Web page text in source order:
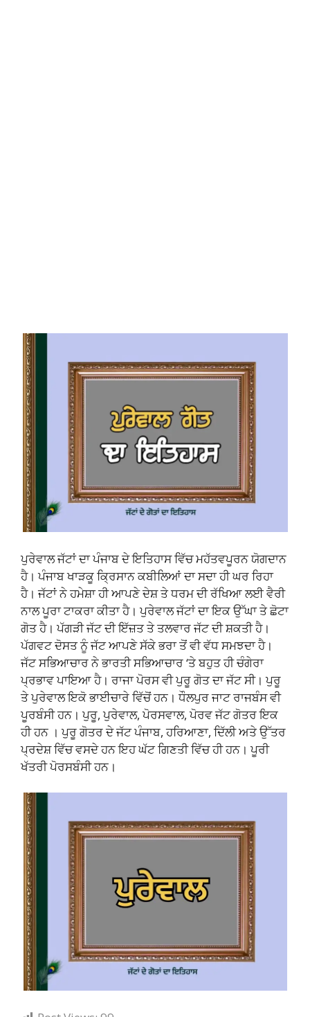
ਪੁਰੇਵਾਲ ਜੱਟਾਂ ਦਾ ਪੰਜਾਬ ਦੇ ਇਤਿਹਾਸ ਵਿੱਚ ਮਹੱਤਵਪੂਰਨ ਯੋਗਦਾਨ
ਹੈ। ਪੰਜਾਬ ਖਾੜਕੂ ਕ੍ਰਿਸਾਨ ਕਬੀਲਿਆਂ ਦਾ ਸਦਾ ਹੀ ਘਰ ਰਿਹਾ
ਹੈ। ਜੱਟਾਂ ਨੇ ਹਮੇਸ਼ਾ ਹੀ ਆਪਣੇ ਦੇਸ਼ ਤੇ ਧਰਮ ਦੀ ਰੱਖਿਆ ਲਈ ਵੈਰੀ
ਨਾਲ ਪੂਰਾ ਟਾਕਰਾ ਕੀਤਾ ਹੈ। ਪੁਰੇਵਾਲ ਜੱਟਾਂ ਦਾ ਇਕ ਉੱਘਾ ਤੇ ਛੋਟਾ
ਗੋਤ ਹੈ। ਪੱਗੜੀ ਜੱਟ ਦੀ ਇੱਜ਼ਤ ਤੇ ਤਲਵਾਰ ਜੱਟ ਦੀ ਸ਼ਕਤੀ ਹੈ।
ਪੱਗਵਟ ਦੋਸਤ ਨੂੰ ਜੱਟ ਆਪਣੇ ਸੱਕੇ ਭਰਾ ਤੋਂ ਵੀ ਵੱਧ ਸਮਝਦਾ ਹੈ।
ਜੱਟ ਸਭਿਆਚਾਰ ਨੇ ਭਾਰਤੀ ਸਭਿਆਚਾਰ ‘ਤੇ ਬਹੁਤ ਹੀ ਚੰਗੇਰਾ
ਪ੍ਰਭਾਵ ਪਾਇਆ ਹੈ। ਰਾਜਾ ਪੋਰਸ ਵੀ ਪੁਰੂ ਗੋਤ ਦਾ ਜੱਟ ਸੀ। ਪੁਰੂ
ਤੇ ਪੁਰੇਵਾਲ ਇਕੋ ਭਾਈਚਾਰੇ ਵਿੱਚੋਂ ਹਨ। ਧੌਲਪੁਰ ਜਾਟ ਰਾਜਬੰਸ ਵੀ
ਪੂਰਬੰਸੀ ਹਨ। ਪੁਰੂ, ਪੁਰੇਵਾਲ, ਪੋਰਸਵਾਲ, ਪੋਰਵ ਜੱਟ ਗੋਤਰ ਇਕ
ਹੀ ਹਨ । ਪੁਰੂ ਗੋਤਰ ਦੇ ਜੱਟ ਪੰਜਾਬ, ਹਰਿਆਣਾ, ਦਿੱਲੀ ਅਤੇ ਉੱਤਰ
ਪ੍ਰਦੇਸ਼ ਵਿੱਚ ਵਸਦੇ ਹਨ ਇਹ ਘੱਟ ਗਿਣਤੀ ਵਿੱਚ ਹੀ ਹਨ। ਪੂਰੀ
ਖੱਤਰੀ ਪੋਰਸਬੰਸੀ ਹਨ।